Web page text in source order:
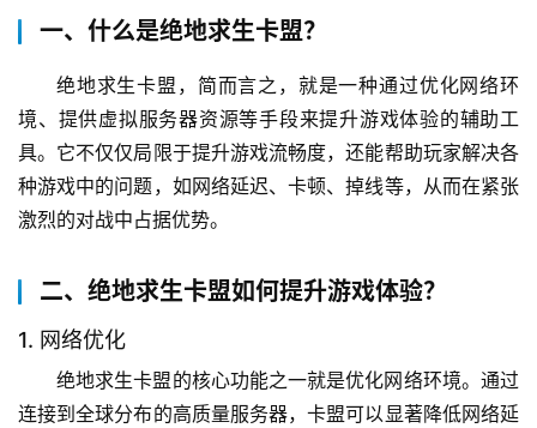
一、什么是绝地求生卡盟？
绝地求生卡盟，简而言之，就是一种通过优化网络环
境、提供虚拟服务器资源等手段来提升游戏体验的辅助工
具。它不仅仅局限于提升游戏流畅度，还能帮助玩家解决各
种游戏中的问题，如网络延迟、卡顿、掉线等，从而在紧张
激烈的对战中占据优势。
二、绝地求生卡盟如何提升游戏体验？
1. 网络优化
绝地求生卡盟的核心功能之一就是优化网络环境。通过
连接到全球分布的高质量服务器，卡盟可以显著降低网络延